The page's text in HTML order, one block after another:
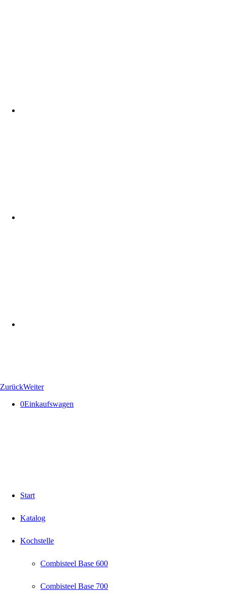
ZurückWeiter
0Einkaufswagen
Start
Katalog
Kochstelle
Combisteel Base 600
Combisteel Base 700